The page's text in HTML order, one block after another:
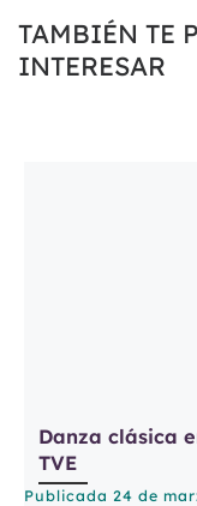
TAMBIÉN TE
INTERESAR
Publicada 24 de
Danza clásica
TVE